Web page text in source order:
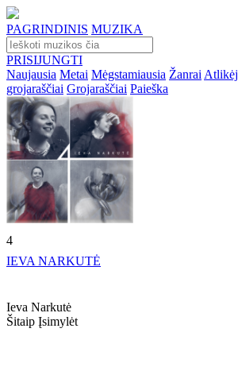
PAGRINDINIS MUZIKA
PRISIJUNGTI
Naujausia Metai Mėgstamiausia Žanrai
grojaraščiai Grojaraščiai Paieška
4
IEVA NARKUTĖ
Ieva Narkutė
Šitaip Įsimylėt